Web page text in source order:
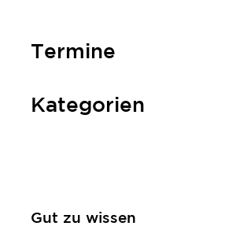
Termine
Kategorien
Gut zu wissen